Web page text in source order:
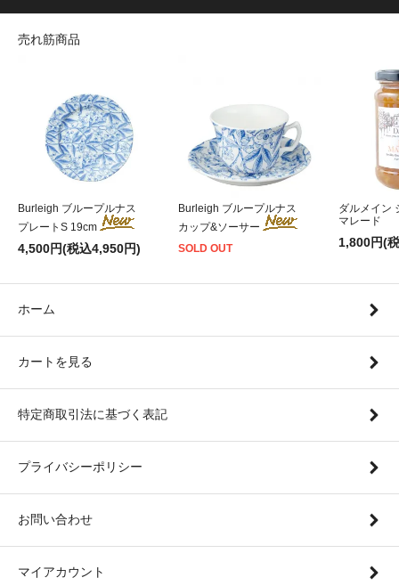
売れ筋商品
Burleigh ブループルナス
プレートS 19cm
4,500円(税込4,950円)
Burleigh ブループルナス
カップ&ソーサー
SOLD OUT
ダルメイン
マレード
1,800円(
ホーム
カートを見る
特定商取引法に基づく表記
プライバシーポリシー
お問い合わせ
マイアカウント